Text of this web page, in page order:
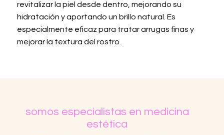
revitalizar la piel desde dentro, mejorando su
hidratación y aportando un brillo natural. Es
especialmente eficaz para tratar arrugas finas y
mejorar la textura del rostro.
somos especialistas en medicina
estética